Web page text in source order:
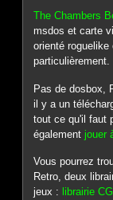
The Chambers
msdos et carte
orienté roguelike
particulièrement.
Pas de dosbox,
il y a un
tout ce qu'il faut
égalementjouer
Vous pourrez
Retro, deux
jeux : librairie